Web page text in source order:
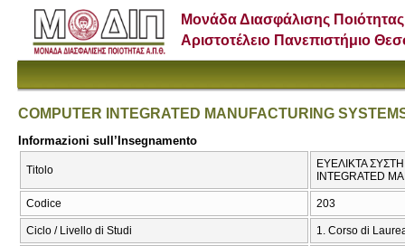
Μονάδα Διασφάλισης Ποιότητας
Αριστοτέλειο Πανεπιστήμιο
COMPUTER INTEGRATED MANUFACTURING
Informazioni sull’Insegnamento
Titolo
ΕΥΕΛΙΚΤΑ
INTEGRATED
Codice 203
Ciclo / Livello di Studi 1. Corso di